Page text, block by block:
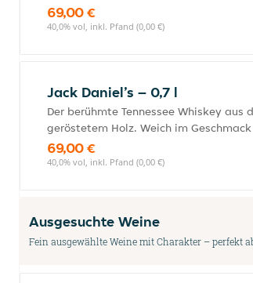
69,00 €
40,0% vol, inkl. Pfand (0,00 €)
Jack Daniel’s – 0,7 l
Der berühmte Tennessee Whiskey
geröstetem Holz. Weich im
69,00 €
40,0% vol, inkl. Pfand (0,00 €)
Ausgesuchte Weine
Fein ausgewählte Weine mit Charakter – perfekt